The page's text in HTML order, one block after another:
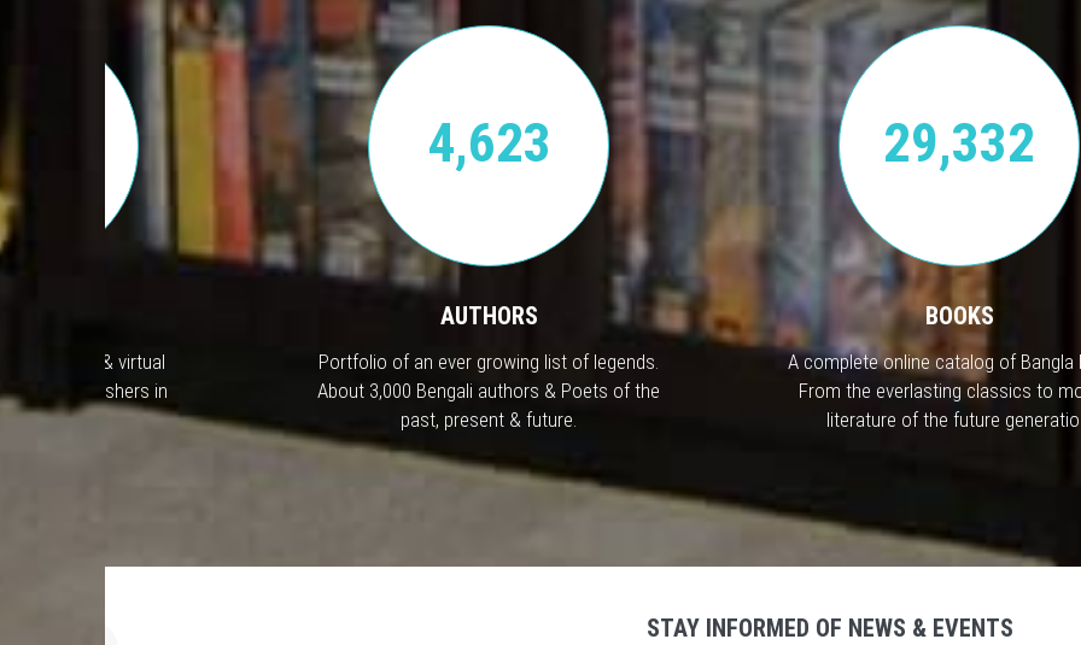
portfolio & virtual
active Publishers in
4,623
AUTHORS
Portfolio of an ever growing list of legends.
About 3,000 Bengali authors & Poets of the
past, present & future.
29,332
BOOKS
A complete online catalog of Bangla
From the everlasting classics to
literature of the future
STAY INFORMED OF NEWS & EVENTS